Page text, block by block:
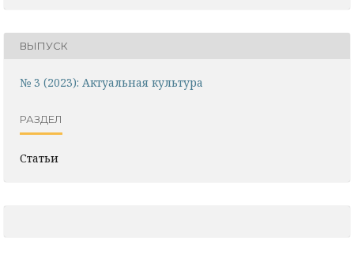
ВЫПУСК
№ 3 (2023): Актуальная культура
РАЗДЕЛ
Статьи